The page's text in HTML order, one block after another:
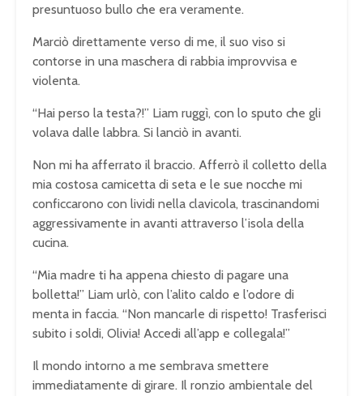
presuntuoso bullo che era veramente.
Marciò direttamente verso di me, il suo viso si
contorse in una maschera di rabbia improvvisa e
violenta.
“Hai perso la testa?!” Liam ruggì, con lo sputo che gli
volava dalle labbra. Si lanciò in avanti.
Non mi ha afferrato il braccio. Afferrò il colletto della
mia costosa camicetta di seta e le sue nocche mi
conficcarono con lividi nella clavicola, trascinandomi
aggressivamente in avanti attraverso l’isola della
cucina.
“Mia madre ti ha appena chiesto di pagare una
bolletta!” Liam urlò, con l’alito caldo e l’odore di
menta in faccia. “Non mancarle di rispetto! Trasferisci
subito i soldi, Olivia! Accedi all’app e collegala!”
Il mondo intorno a me sembrava smettere
immediatamente di girare. Il ronzio ambientale del